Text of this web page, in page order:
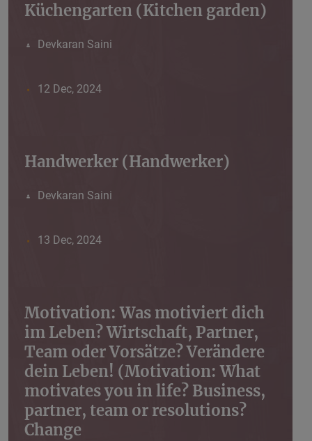
Küchengarten (Kitchen garden)
Devkaran Saini
12 Dec, 2024
Handwerker (Handwerker)
Devkaran Saini
13 Dec, 2024
Motivation: Was motiviert dich
im Leben? Wirtschaft, Partner,
Team oder Vorsätze? Verändere
dein Leben! (Motivation: What
motivates you in life? Business,
partner, team or resolutions?
Change